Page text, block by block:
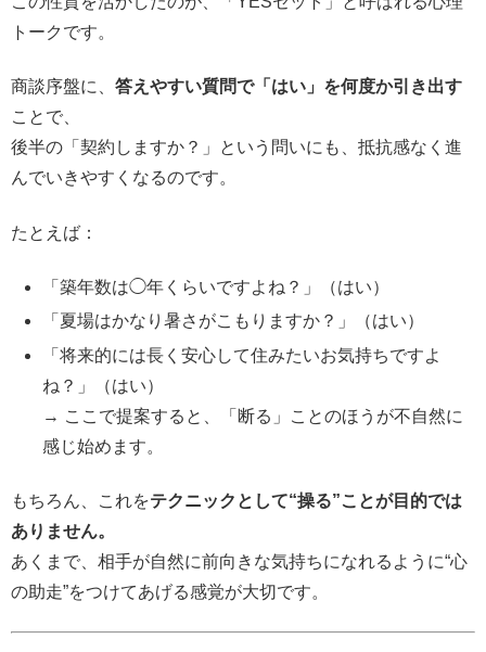
トークです。
商談序盤に、 答えやすい質問で「はい」を何度か引き出す
ことで、
後半の「契約しますか？」という問いにも、抵抗感なく進
んでいきやすくなるのです。
たとえば：
「築年数は◯年くらいですよね？」（はい）
「夏場はかなり暑さがこもりますか？」（はい）
「将来的には長く安心して住みたいお気持ちですよ
ね？」（はい）
→ ここで提案すると、「断る」ことのほうが不自然に
感じ始めます。
もちろん、これをテクニックとして“操る”ことが目的では
ありません。
あくまで、相手が自然に前向きな気持ちになれるように“心
の助走”をつけてあげる感覚が大切です。